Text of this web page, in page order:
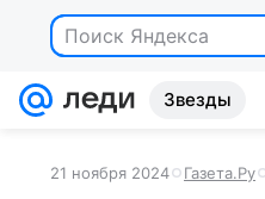
Поиск Яндекса
Звезды
21 ноября 2024 Газета.Ру